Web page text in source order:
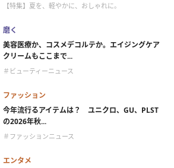
【特集】夏を、軽やかに、おしゃれに。
磨く
美容医療か、コスメデコルテか。エイジングケア
クリームもここまで...
＃ビューティーニュース
ファッション
今年流行るアイテムは？ ユニクロ、GU、PLST
の2026年秋...
＃ファッションニュース
エンタメ